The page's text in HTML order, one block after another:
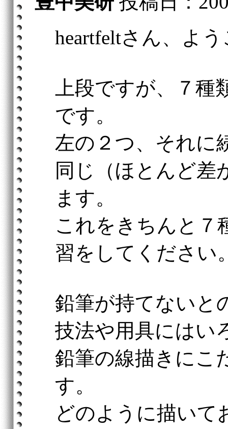
heartfeltさん、よ
上段ですが、７
です。
左の２つ、それに
同じ（ほとんど差
ます。
これをきちんと７
習をしてください
鉛筆が持てないと
技法や用具にはい
鉛筆の線描きにこ
す。
どのように描いて